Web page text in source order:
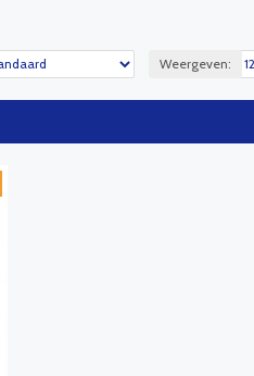
Weergeven: